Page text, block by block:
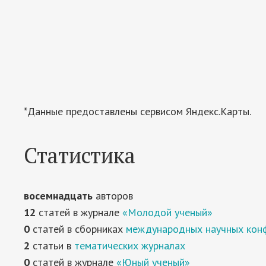
*Данные предоставлены сервисом Яндекс.Карты.
Статистика
восемнадцать авторов
12 статей в журнале «Молодой ученый»
0 статей в сборниках международных научных
2 статьи в тематических журналах
0 статей в журнале «Юный ученый»